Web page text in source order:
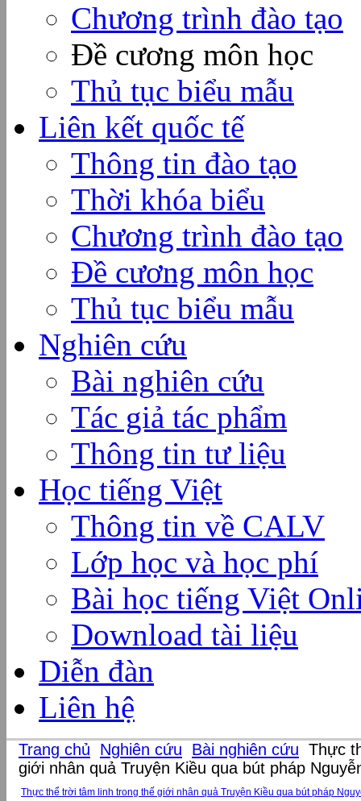
Chương trình đào tạo
Đề cương môn học
Thủ tục biểu mẫu
Liên kết quốc tế
Thông tin đào tạo
Thời khóa biểu
Chương trình đào tạo
Đề cương môn học
Thủ tục biểu mẫu
Nghiên cứu
Bài nghiên cứu
Tác giả tác phẩm
Thông tin tư liệu
Học tiếng Việt
Thông tin về CALV
Lớp học và học phí
Bài học tiếng Việt
Download tài liệu
Diễn đàn
Liên hệ
Trang chủ Nghiên cứu Bài nghiên cứu Thực
giới nhân quả Truyện Kiều qua bút pháp
Thực thể trời tâm linh trong thế giới nhân quả Truyện Kiều qua bút pháp